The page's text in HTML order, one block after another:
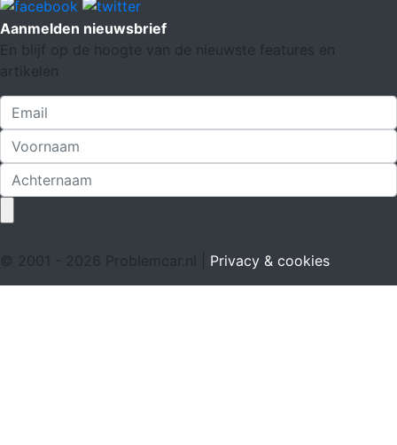
Aanmelden nieuwsbrief
En blijf op de hoogte van de nieuwste features en
artikelen
© 2001 - 2026 Problemcar.nl | Privacy & cookies